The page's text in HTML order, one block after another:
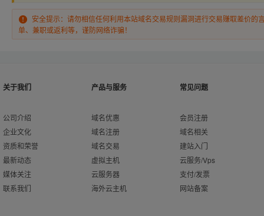
安全提示：请勿相信任何利用本站域名交易规则漏洞进行交易赚取差价的
单、兼职或返利等，谨防网络诈骗！
关于我们
公司介绍
企业文化
资质和荣誉
最新动态
媒体关注
联系我们
产品与服务
域名优惠
域名注册
域名交易
虚拟主机
云服务器
海外云主机
常见问题
会员注册
域名相关
建站入门
云服务/Vps
支付/发票
网站备案